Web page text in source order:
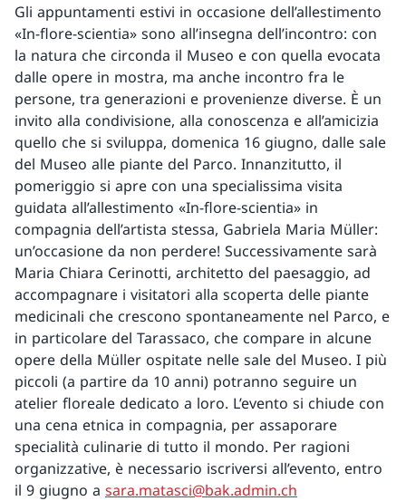
Gli appuntamenti estivi in occasione dell’allestimento
«In-flore-scientia» sono all’insegna dell’incontro: con
la natura che circonda il Museo e con quella evocata
dalle opere in mostra, ma anche incontro fra le
persone, tra generazioni e provenienze diverse. È un
invito alla condivisione, alla conoscenza e all’amicizia
quello che si sviluppa, domenica 16 giugno, dalle sale
del Museo alle piante del Parco. Innanzitutto, il
pomeriggio si apre con una specialissima visita
guidata all’allestimento «In-flore-scientia» in
compagnia dell’artista stessa, Gabriela Maria Müller:
un’occasione da non perdere! Successivamente sarà
Maria Chiara Cerinotti, architetto del paesaggio, ad
accompagnare i visitatori alla scoperta delle piante
medicinali che crescono spontaneamente nel Parco, e
in particolare del Tarassaco, che compare in alcune
opere della Müller ospitate nelle sale del Museo. I più
piccoli (a partire da 10 anni) potranno seguire un
atelier floreale dedicato a loro. L’evento si chiude con
una cena etnica in compagnia, per assaporare
specialità culinarie di tutto il mondo. Per ragioni
organizzative, è necessario iscriversi all’evento, entro
il 9 giugno a sara.matasci@bak.admin.ch